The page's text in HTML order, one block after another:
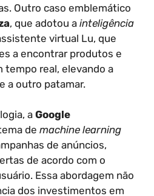
Outro caso emblemático
, que adotou a inteligência
virtual Lu, que
a encontrar produtos e
tempo real, elevando a
a outro patamar.
a Google
de machine learning
de anúncios,
de acordo com o
Essa abordagem não
dos investimentos em